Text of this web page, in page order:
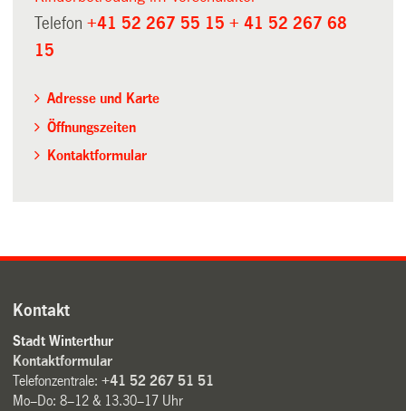
Telefon+41 52 267 55 15 + 41 52 267 68
15
Adresse und Karte
Öffnungszeiten
Kontaktformular
Kontakt
Stadt Winterthur
Kontaktformular
Telefonzentrale:+41 52 267 51 51
Mo–Do: 8–12 & 13.30–17 Uhr